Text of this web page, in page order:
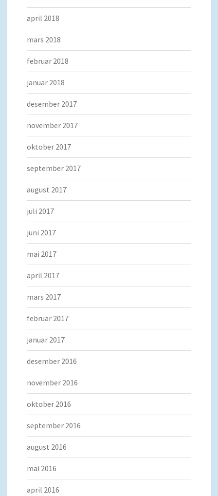
april 2018
mars 2018
februar 2018
januar 2018
desember 2017
november 2017
oktober 2017
september 2017
august 2017
juli 2017
juni 2017
mai 2017
april 2017
mars 2017
februar 2017
januar 2017
desember 2016
november 2016
oktober 2016
september 2016
august 2016
mai 2016
april 2016